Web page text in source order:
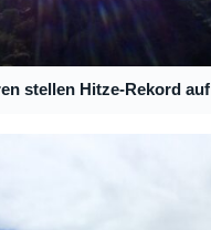
stellen Hitze-Rekord auf